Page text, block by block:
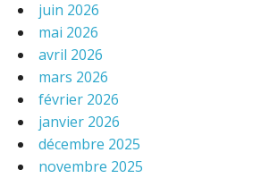
juin 2026
mai 2026
avril 2026
mars 2026
février 2026
janvier 2026
décembre 2025
novembre 2025